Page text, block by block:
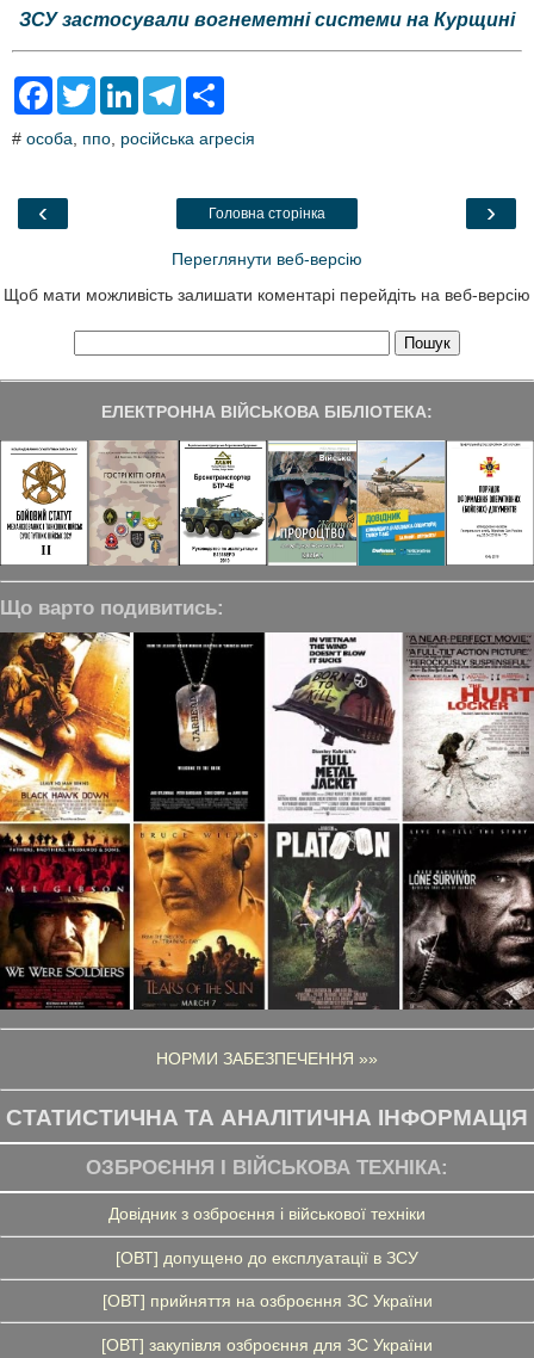
ЗСУ застосували вогнеметні системи на Курщині
F
e
o
T
t
L
k
T
e
a
r
# особа, ппо, російська агресія
‹ ›
Головна сторінка
Переглянути веб-версію
Щоб мати можливість залишати коментарі перейдіть на веб-версію
ЕЛЕКТРОННА ВІЙСЬКОВА БІБЛІОТЕКА:
Що варто подивитись:
НОРМИ ЗАБЕЗПЕЧЕННЯ »»
СТАТИСТИЧНА ТА АНАЛІТИЧНА ІНФОРМАЦІЯ
ОЗБРОЄННЯ І ВІЙСЬКОВА ТЕХНІКА:
Довідник з озброєння і військової техніки
[ОВТ] допущено до експлуатації в ЗСУ
[ОВТ] прийняття на озброєння ЗС України
[ОВТ] закупівля озброєння для ЗС України